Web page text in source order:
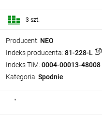
Producent: NEO
Indeks producenta: 81-228-L
Indeks TIM: 0004-00013-48008
Kategoria: Spodnie
3 szt.